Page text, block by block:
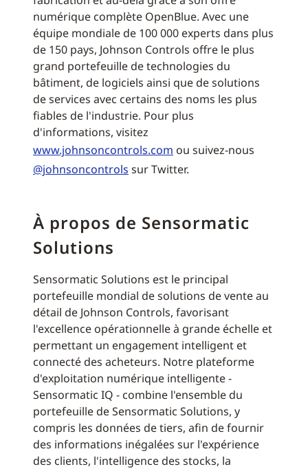
numérique complète OpenBlue. Avec une
équipe mondiale de 100 000 experts dans plus
de 150 pays, Johnson Controls offre le plus
grand portefeuille de technologies du
bâtiment, de logiciels ainsi que de solutions
de services avec certains des noms les plus
fiables de l'industrie. Pour plus
d'informations, visitez
www.johnsoncontrols.com ou suivez-nous
@johnsoncontrols sur Twitter.
À propos de Sensormatic
Solutions
Sensormatic Solutions est le principal
portefeuille mondial de solutions de vente au
détail de Johnson Controls, favorisant
l'excellence opérationnelle à grande échelle et
permettant un engagement intelligent et
connecté des acheteurs. Notre plateforme
d'exploitation numérique intelligente -
Sensormatic IQ - combine l'ensemble du
portefeuille de Sensormatic Solutions, y
compris les données de tiers, afin de fournir
des informations inégalées sur l'expérience
des clients, l'intelligence des stocks, la